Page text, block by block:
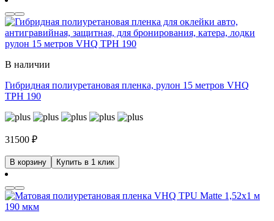
В наличии
Гибридная полиуретановая пленка, рулон 15 метров VHQ
TPH 190
31500 ₽
В корзину Купить в 1 клик